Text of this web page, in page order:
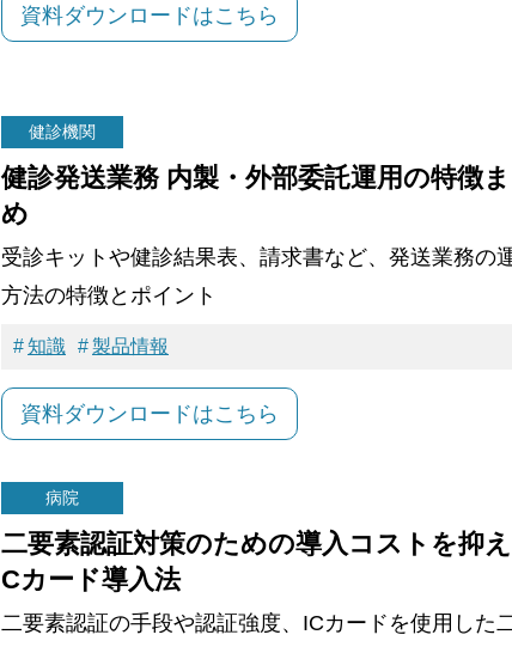
資料ダウンロードはこちら
健診機関
健診発送業務 内製・外部委託運用の特徴
め
受診キットや健診結果表、請求書など、発送業務の
方法の特徴とポイント
知識 製品情報
資料ダウンロードはこちら
病院
二要素認証対策のための導入コストを抑
Cカード導入法
二要素認証の手段や認証強度、ICカードを使用した